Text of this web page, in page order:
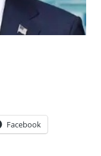
Facebook